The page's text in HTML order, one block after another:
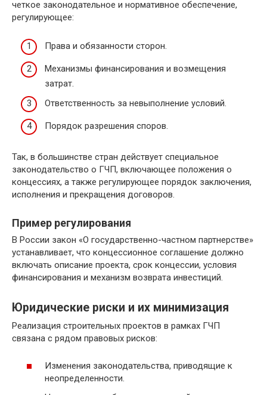
четкое законодательное и нормативное обеспечение,
регулирующее:
Права и обязанности сторон.
Механизмы финансирования и возмещения
затрат.
Ответственность за невыполнение условий.
Порядок разрешения споров.
Так, в большинстве стран действует специальное
законодательство о ГЧП, включающее положения о
концессиях, а также регулирующее порядок заключения,
исполнения и прекращения договоров.
Пример регулирования
В России закон «О государственно-частном партнерстве»
устанавливает, что концессионное соглашение должно
включать описание проекта, срок концессии, условия
финансирования и механизм возврата инвестиций.
Юридические риски и их минимизация
Реализация строительных проектов в рамках ГЧП
связана с рядом правовых рисков:
Изменения законодательства, приводящие к
неопределенности.